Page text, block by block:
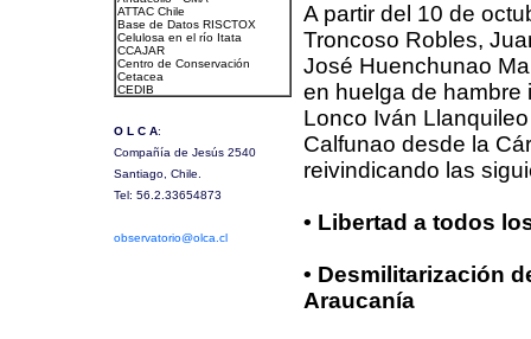
A partir del 10 de
Troncoso Robles,
José Huenchunao
en huelga de hambre
Lonco Iván
Calfunao desde la
reivindicando las
• Libertad a todos
• Desmilitarización
Araucanía